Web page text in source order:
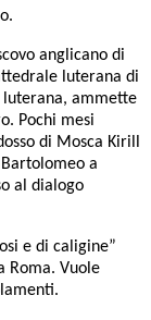
anglicano di
luterana di
luterana, ammette
Pochi mesi
di Mosca Kirill
a
al dialogo
e di caligine”
Roma. Vuole